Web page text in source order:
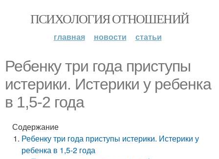
ПСИХОЛОГИЯ ОТНОШЕНИЙ
главная новости статьи
Ребенку три года приступы
истерики. Истерики у ребенка
в 1,5-2 года
Содержание
Ребенку три года приступы истерики. Истерики у
ребенка в 1,5-2 года